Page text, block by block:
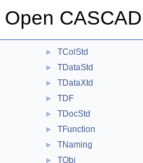
Open TColgp
► TColStd
► TDataStd
► TDataXtd
► TDF
► TDocStd
► TFunction
► TNaming
► TObj